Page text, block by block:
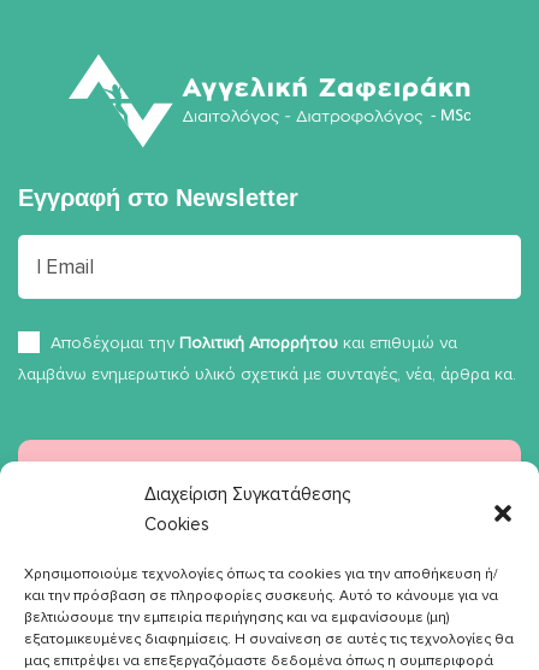
Διαχείριση Συγκατάθεσης
Cookies
Χρησιμοποιούμε τεχνολογίες όπως τα cookies για την αποθήκευση ή/
και την πρόσβαση σε πληροφορίες συσκευής. Αυτό το κάνουμε για να
βελτιώσουμε την εμπειρία περιήγησης και να εμφανίσουμε (μη)
εξατομικευμένες διαφημίσεις. Η συναίνεση σε αυτές τις τεχνολογίες θα
μας επιτρέψει να επεξεργαζόμαστε δεδομένα όπως η συμπεριφορά
Εγγραφή στο Newsletter
Αποδέχομαι την Πολιτική Απορρήτου και επιθυμώ να
λαμβάνω ενημερωτικό υλικό σχετικά με συνταγές, νέα, άρθρα κα.
ΣΧΕΤΙΚΑ ΜΕ ΕΜΕΝΑ
Γνώρισέ με